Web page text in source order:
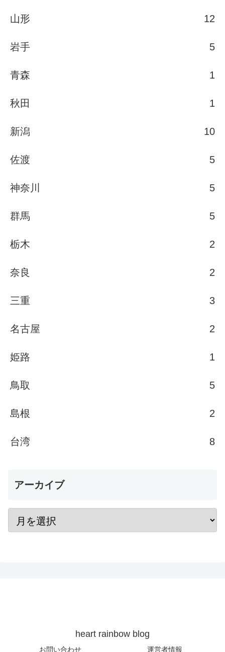
山形 12
岩手 5
青森 1
秋田 1
新潟 10
佐渡 5
神奈川 5
群馬 5
栃木 2
奈良 2
三重 3
名古屋 2
姫路 1
鳥取 5
島根 2
台湾 8
アーカイブ
heart rainbow blog
お問い合わせ 運営者情報